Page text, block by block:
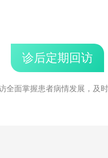
诊后定期回访
全面掌握患者病情发展，及